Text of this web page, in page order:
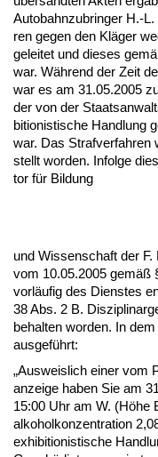
Au­to­bahn­zu­brin­ger H.-
ren ge­gen den Kläger
ge­lei­tet und die­ses
war. Während der Zeit
war es am 31.05.2005
der von der
bi­tio­nis­ti­sche Hand­lung
war. Das
stellt wor­den. In­fol­ge
tor für Bil­dung
und Wis­sen­schaft der
vom 10.05.2005 gemäß
vorläufig des Diens­tes
38 Abs. 2 B.
be­hal­ten wor­den. In
aus­geführt:
„Aus­weis­lich ei­ner vom
an­zei­ge ha­ben Sie am
15:00 Uhr am W.
al­ko­hol­kon­zen­tra­ti­on
ex­hi­bi­tio­nis­ti­sche